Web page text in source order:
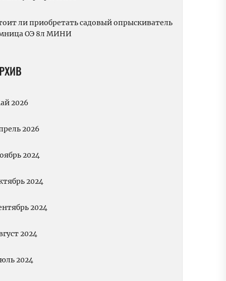
ли приобретать садовый опрыскиватель
ОЭ 8л МИНИ
2026
2026
2024
2024
2024
2024
2024